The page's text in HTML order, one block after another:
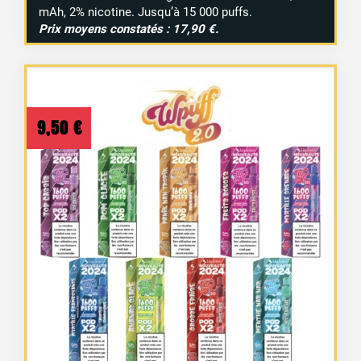
2 avis
mAh, 2% nicotine. Jusqu’à 15 000 puffs.
Prix moyens constatés : 17,90 €.
9,50 €